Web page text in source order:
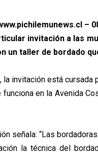
–
invitación a las
un taller de bordado
la invitación está cursada
funciona en la Avenida
señala: “Las
la técnica del